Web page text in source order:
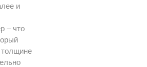
и
– что
толщине